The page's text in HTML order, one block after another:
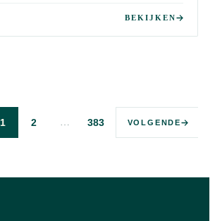
BEKIJKEN
1 2 … 383 VOLGENDE